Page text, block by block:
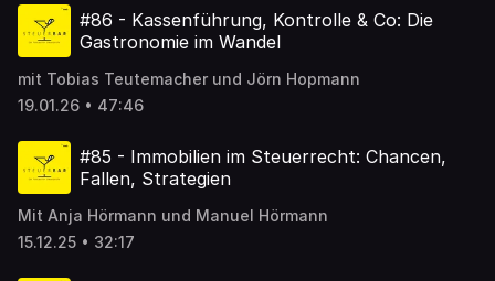
#86 - Kassenführung, Kontrolle & Co: Die
Gastronomie im Wandel
mit Tobias Teutemacher und Jörn Hopmann
19.01.26 • 47:46
#85 - Immobilien im Steuerrecht: Chancen,
Fallen, Strategien
Mit Anja Hörmann und Manuel Hörmann
15.12.25 • 32:17